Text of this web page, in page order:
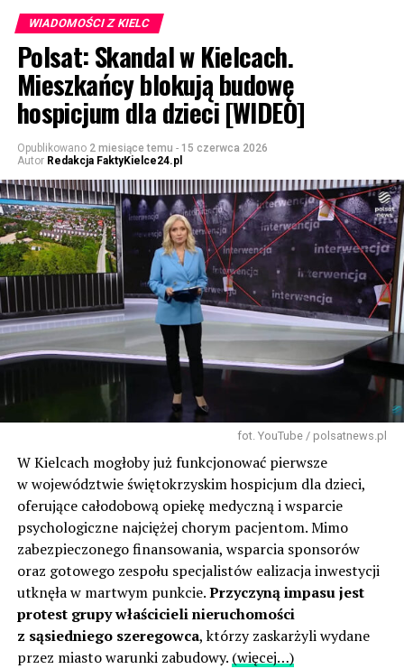
WIADOMOŚCI Z KIELC
Polsat: Skandal w Kielcach.
Mieszkańcy blokują budowę
hospicjum dla dzieci [WIDEO]
Opublikowano 2 miesiące temu - 15 czerwca 2026
Autor Redakcja FaktyKielce24.pl
fot. YouTube / polsatnews.pl
W Kielcach mogłoby już funkcjonować pierwsze
w województwie świętokrzyskim hospicjum dla dzieci,
oferujące całodobową opiekę medyczną i wsparcie
psychologiczne najciężej chorym pacjentom. Mimo
zabezpieczonego finansowania, wsparcia sponsorów
oraz gotowego zespołu specjalistów ealizacja inwestycji
utknęła w martwym punkcie.Przyczyną impasu jest
protest grupy właścicieli nieruchomości
z sąsiedniego szeregowca, którzy zaskarżyli wydane
przez miasto warunki zabudowy. (więcej…)